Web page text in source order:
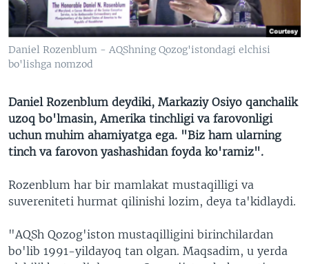
Daniel Rozenblum - AQShning Qozog'istondagi elchisi
bo'lishga nomzod
Daniel Rozenblum deydiki, Markaziy Osiyo qanchalik
uzoq bo'lmasin, Amerika tinchligi va farovonligi
uchun muhim ahamiyatga ega. "Biz ham ularning
tinch va farovon yashashidan foyda ko'ramiz".
Rozenblum har bir mamlakat mustaqilligi va
suvereniteti hurmat qilinishi lozim, deya ta'kidlaydi.
"AQSh Qozog'iston mustaqilligini birinchilardan
bo'lib 1991-yildayoq tan olgan. Maqsadim, u yerda